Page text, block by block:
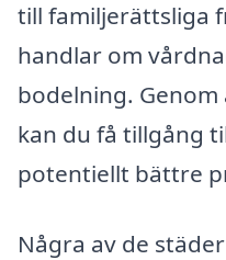
till familjerättsliga
handlar om
bodelning.
kan du få tillgång
potentiellt bättre
Några av de